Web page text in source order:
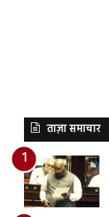
ताज़ा समाचार